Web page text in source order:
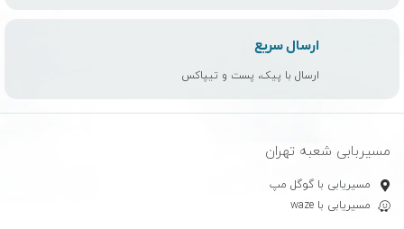
ارسال سریع
ارسال با پیک، پست و تیپاکس
مسیربابی شعبه تهران
مسیریابی با گوگل مپ
مسیریابی با waze